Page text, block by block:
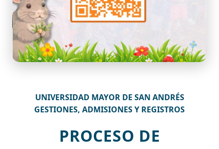
UNIVERSIDAD MAYOR DE SAN ANDRÉS
GESTIONES, ADMISIONES Y REGISTROS
PROCESO DE